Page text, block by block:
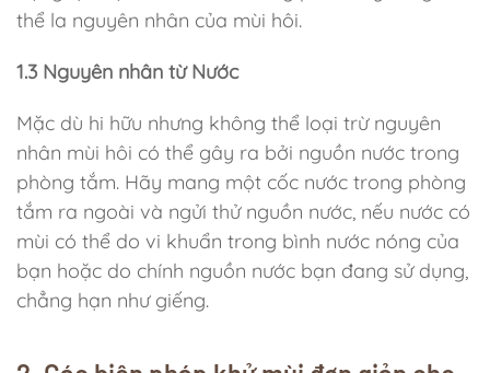
thể la nguyên nhân của mùi hôi.
1.3 Nguyên nhân từ Nước
Mặc dù hi hữu nhưng không thể loại trừ nguyên
nhân mùi hôi có thể gây ra bởi nguồn nước trong
phòng tắm. Hãy mang một cốc nước trong phòng
tắm ra ngoài và ngửi thử nguồn nước, nếu nước có
mùi có thể do vi khuẩn trong bình nước nóng của
bạn hoặc do chính nguồn nước bạn đang sử dụng,
chẳng hạn như giếng.